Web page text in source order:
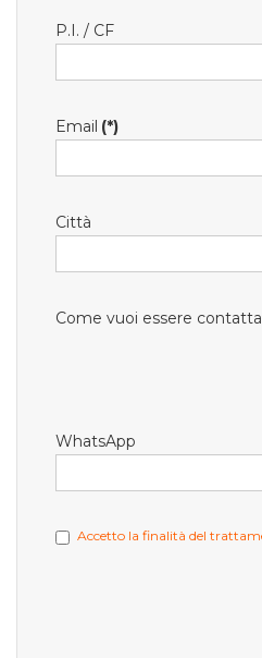
P.I. / CF
Email (*)
Città
Come vuoi essere
WhatsApp
Accetto la finalità del